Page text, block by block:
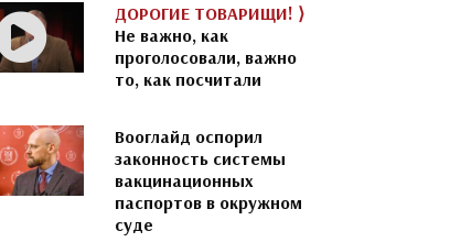
ДОРОГИЕ ТОВАРИЩИ! ⟩
Не важно, как
проголосовали, важно
то, как посчитали
Вооглайд оспорил
законность системы
вакцинационных
паспортов в окружном
суде